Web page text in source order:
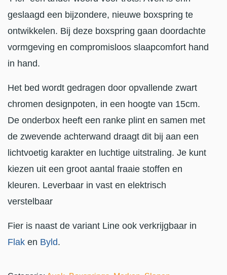
geslaagd een bijzondere, nieuwe boxspring te
ontwikkelen. Bij deze boxspring gaan doordachte
vormgeving en compromisloos slaapcomfort hand
in hand.
Het bed wordt gedragen door opvallende zwart
chromen designpoten, in een hoogte van 15cm.
De onderbox heeft een ranke plint en samen met
de zwevende achterwand draagt dit bij aan een
lichtvoetig karakter en luchtige uitstraling. Je kunt
kiezen uit een groot aantal fraaie stoffen en
kleuren. Leverbaar in vast en elektrisch
verstelbaar
Fier is naast de variant Line ook verkrijgbaar in
Flak en Byld.